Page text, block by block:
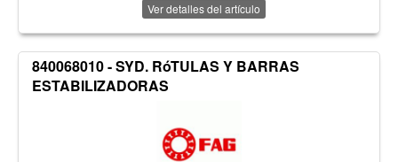
Ver detalles del artículo
840068010 - SYD. RóTULAS Y BARRAS
ESTABILIZADORAS